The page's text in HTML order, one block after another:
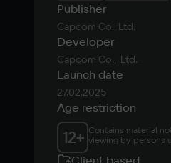
Publisher
Capcom Co., Ltd.
Developer
Capcom Co.,  Ltd.
Launch date
27.02.2025
Age restriction
12+ Contains material
viewing by persons
Client based